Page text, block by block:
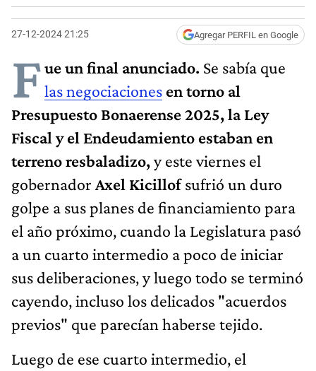
27-12-2024 21:25 Agregar PERFIL en Google
Fue un final anunciado. Se sabía que
las negociaciones en torno al
Presupuesto Bonaerense 2025, la Ley
Fiscal y el Endeudamiento estaban en
terreno resbaladizo,y este viernes el
gobernador Axel Kicillofsufrió un duro
golpe a sus planes de financiamiento para
el año próximo, cuando la Legislatura pasó
a un cuarto intermedio a poco de iniciar
sus deliberaciones, y luego todo se terminó
cayendo, incluso los delicados "acuerdos
previos" que parecían haberse tejido.
Luego de ese cuarto intermedio, el